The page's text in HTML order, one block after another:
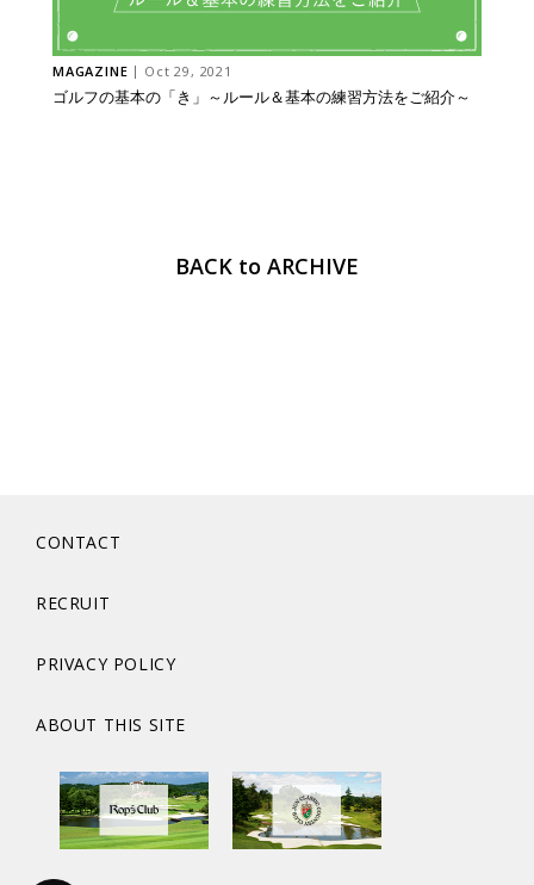
MAGAZINE Oct 29, 2021
ゴルフの基本の「き」～ルール＆基本の練習方法をご紹介～
BACK to ARCHIVE
CONTACT
RECRUIT
PRIVACY POLICY
ABOUT THIS SITE